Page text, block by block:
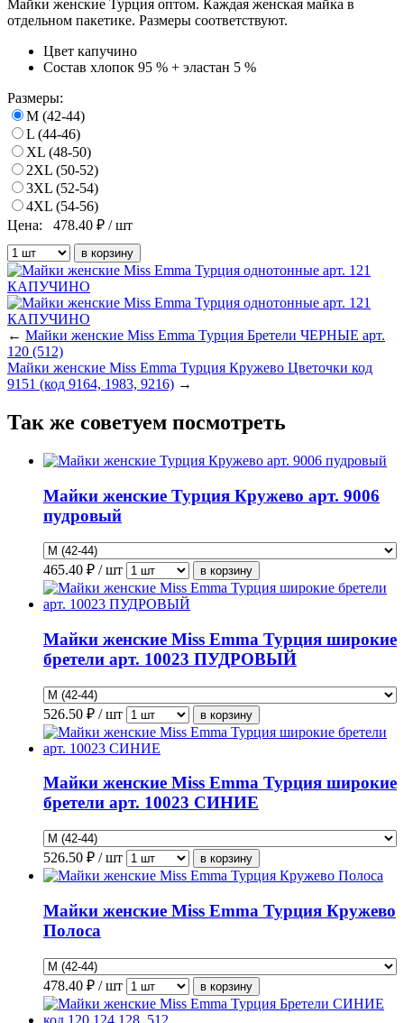
Майки женские Турция оптом. Каждая женская майка в
отдельном пакетике. Размеры соответствуют.
Цвет капучино
Состав хлопок 95 % + эластан 5 %
Размеры:
M (42-44)
L (44-46)
XL (48-50)
2XL (50-52)
3XL (52-54)
4XL (54-56)
Цена:
478.40 ₽ / шт
← Майки женские Miss Emma Турция Бретели ЧЕРНЫЕ арт.
120 (512)
Майки женские Miss Emma Турция Кружево Цветочки код
9151 (код 9164, 1983, 9216) →
Так же советуем посмотреть
Майки женские Турция Кружево арт. 9006
пудровый
465.40 ₽ / шт
Майки женские Miss Emma Турция широкие
бретели арт. 10023 ПУДРОВЫЙ
526.50 ₽ / шт
Майки женские Miss Emma Турция широкие
бретели арт. 10023 СИНИЕ
526.50 ₽ / шт
Майки женские Miss Emma Турция Кружево
Полоса
478.40 ₽ / шт